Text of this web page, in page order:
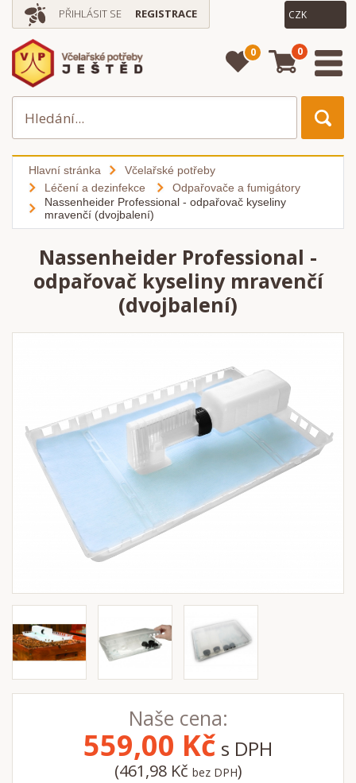
PŘIHLÁSIT SE REGISTRACE
0 0
Hlavní stránka
Včelařské potřeby
Léčení a dezinfekce
Odpařovače a fumigátory
Nassenheider Professional - odpařovač kyseliny
mravenčí (dvojbalení)
Nassenheider Professional -
odpařovač kyseliny mravenčí
(dvojbalení)
Naše cena:
559,00 Kč s DPH
(461,98 Kč bez DPH)